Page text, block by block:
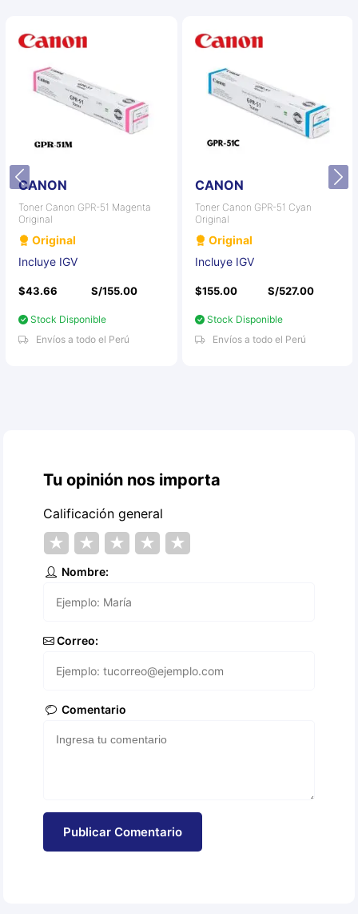
CANON
Toner Canon GPR-51 Magenta
Original
Original
Incluye IGV
$43.66 S/155.00
Stock Disponible
Envíos a todo el Perú
CANON
Toner Canon GPR-51 Cyan
Original
Original
Incluye IGV
$155.00 S/527.00
Stock Disponible
Envíos a todo el Perú
Tu opinión nos importa
Calificación general
★ ★ ★ ★ ★
Nombre:
Correo:
Comentario
Publicar Comentario